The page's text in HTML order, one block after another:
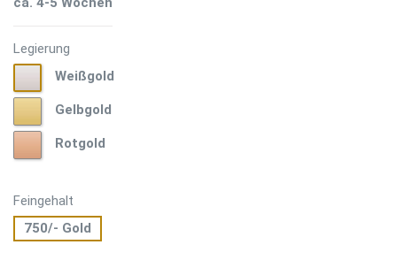
Legierung
WeißgoldWeißgold
GelbgoldGelbgold
RotgoldRotgold
Feingehalt
750/- Gold